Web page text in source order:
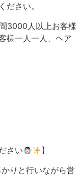
ださい。
3000人以上お客様
様一人一人、ヘア
さい
】
りと行いながら営